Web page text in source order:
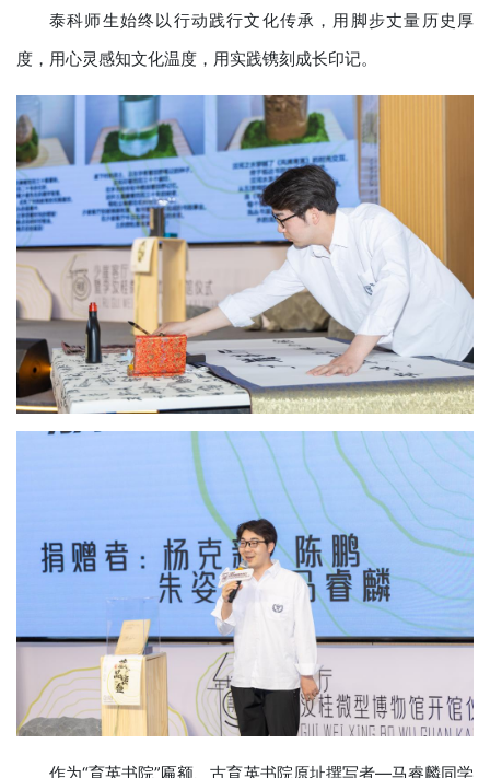
泰科师生始终以行动践行文化传承，用脚步丈量历史厚
度，用心灵感知文化温度，用实践镌刻成长印记。
作为“育英书院”匾额、古育英书院原址撰写者—马睿麟同学